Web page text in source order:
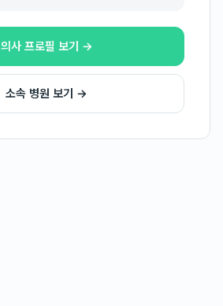
의사 프로필 보기 →
소속 병원 보기 →